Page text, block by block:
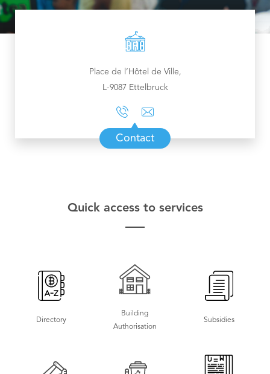
Municipal Regulations
Education Department
Neighbourhood Mediation
Visiteur
Place de l’Hôtel de Ville,
L-9087 Ettelbruck
Contact
Quick access to services
Directory
Building
Authorisation
Subsidies